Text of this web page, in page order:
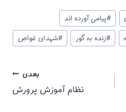
#پیامی آورده اند
#زنده به گور #شهدای غواص
بعدی
نظام آموزش پرورش